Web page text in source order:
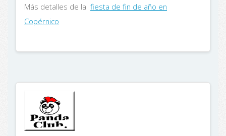
Más detalles de la fiesta de fin de año en
Copérnico